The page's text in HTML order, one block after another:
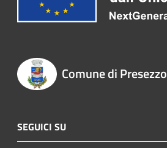
Comune di Presezzo
SEGUICI SU